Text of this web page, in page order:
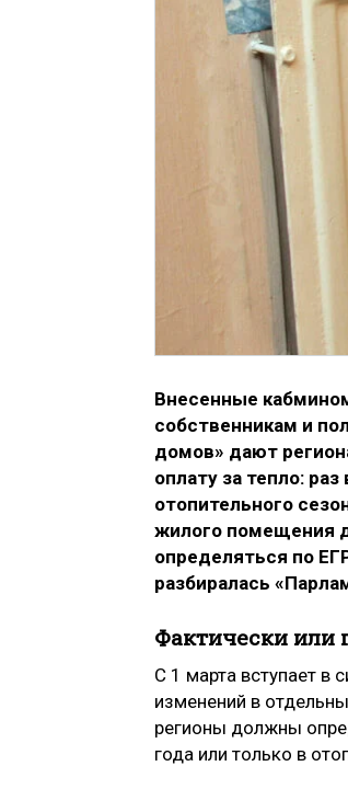
Внесенные
собственникам и
домов» дают
оплату за тепло:
отопительного
жилого помещения
определяться по
разбиралась
Фактически или
С 1 марта вступает в
изменений в
регионы должны
года или только в